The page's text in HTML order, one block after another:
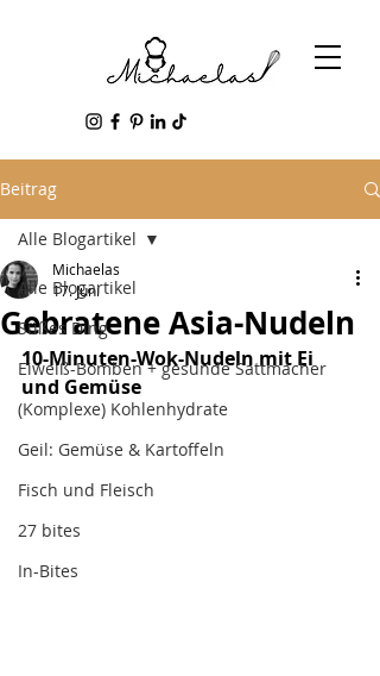
Beitrag
Alle Blogartikel
Süßes Ding
Eiweiß-Bomben + gesunde Sattmacher
(Komplexe) Kohlenhydrate
Geil: Gemüse & Kartoffeln
Fisch und Fleisch
27 bites
In-Bites
Alle Blogartikel
Gebratene Asia-Nudeln
Michaelas
17. Juni
10-Minuten-Wok-Nudeln mit Ei
und Gemüse